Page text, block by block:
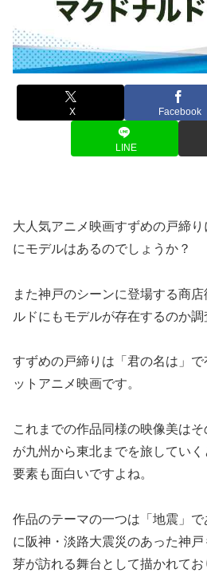
X Facebook
LINE
大人気アニメ映画すずめの戸締
にモデルはあるのでしょうか？
また神戸のシーンに登場する商
ルドにもモデルが存在するのか調
すずめの戸締りは「君の名は」
ットアニメ映画です。
これまでの作品同様の映像美は
が九州から東北までを旅してい
要素も面白いですよね。
作品のテーマの一つは「地震」
に阪神・淡路大震災のあった神
芽が訪れる舞台として描かれてお